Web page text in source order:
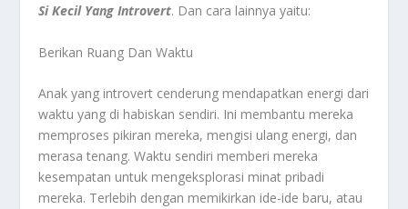
Si Kecil Yang Introvert. Dan cara lainnya yaitu:
Berikan Ruang Dan Waktu
Anak yang introvert cenderung mendapatkan energi dari
waktu yang di habiskan sendiri. Ini membantu mereka
memproses pikiran mereka, mengisi ulang energi, dan
merasa tenang. Waktu sendiri memberi mereka
kesempatan untuk mengeksplorasi minat pribadi
mereka. Terlebih dengan memikirkan ide-ide baru, atau